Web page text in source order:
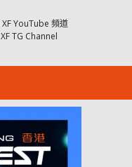
XF YouTube 頻道
XF TG Channel